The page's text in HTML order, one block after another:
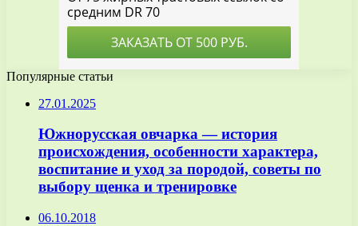
Популярные статьи
27.01.2025
Южнорусская овчарка — история
происхождения, особенности характера,
воспитание и уход за породой, советы по
выбору щенка и тренировке
06.10.2018